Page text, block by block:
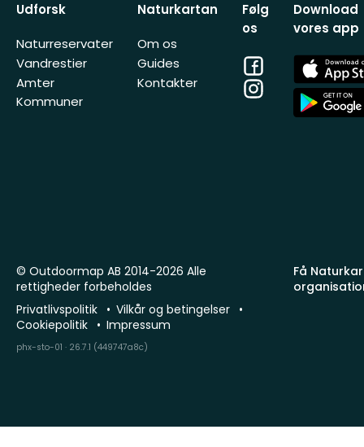
Udforsk
Naturreservater
Vandrestier
Amter
Kommuner
Naturkartan
Om os
Guides
Kontakter
Følg
os
Facebook
Instagram
Download
vores app
App
Store
App
Store
Få
© Outdoormap AB 2014-2026 Alle
rettigheder forbeholdes
Privatlivspolitik
Vilkår og betingelser
Cookiepolitik
Impressum
phx-sto-01 · 26.7.1 (449747a8c)